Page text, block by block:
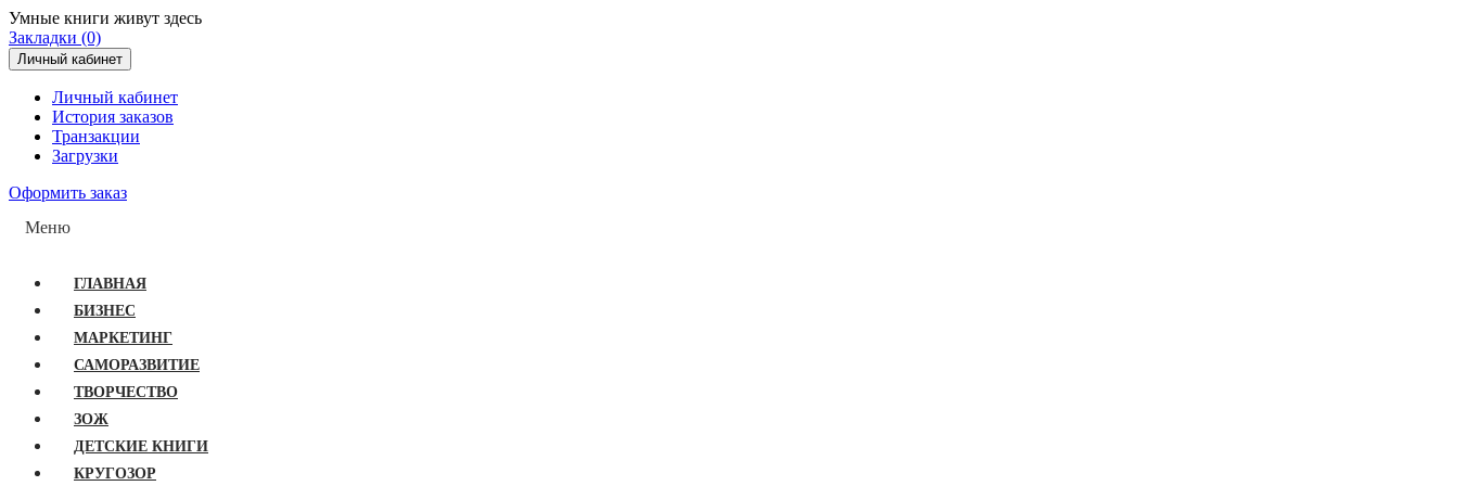
Умные книги живут здесь
Закладки (0)
Личный кабинет
Личный кабинет
История заказов
Транзакции
Загрузки
Оформить заказ
Меню
ГЛАВНАЯ
БИЗНЕС
МАРКЕТИНГ
САМОРАЗВИТИЕ
ТВОРЧЕСТВО
ЗОЖ
ДЕТСКИЕ КНИГИ
КРУГОЗОР